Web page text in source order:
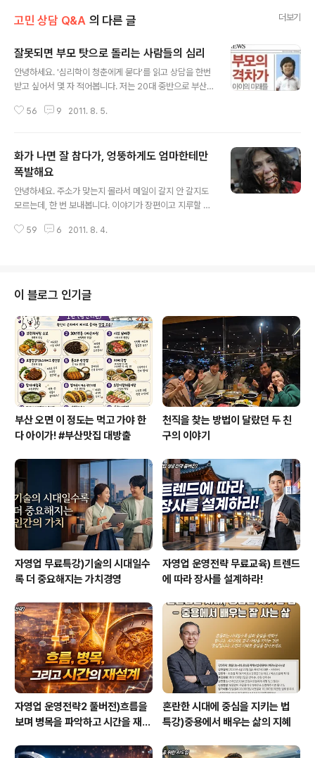
고민 상담 Q&A 의 다른 글 더보기
잘못되면 부모 탓으로 돌리는 사람들의 심리
안녕하세요. '심리학이 청춘에게 묻다'를 읽고 상담을 한번
받고 싶어서 몇 자 적어봅니다. 저는 20대 중반으로 부산
교 다니면서는 무조건 4년제 생각했었습니다. 그러다 막상
그 친구만 빼고 다들 말리더라구요,, 성적이 아깝다고,, 정
말 어떻게 결정해야 될지 몰라 혼자 집에서 고민하고 있는
데 거실에서 부모님 말씀 나누는 소리가 들렸습니다. 오빠
4년제 보낸 것만도 버거운데 저까지 그러면 애휴,,, 이러시
면서 한숨을 쉬시더라구요,, 그런 대화가 분명 들린다는 걸
아시면서도 부모님은 거실에서 점점 자주 그러셨습니다.
56 9 2011. 8. 5.
화가 나면 잘 참다가, 엉뚱하게도 엄마한테만
폭발해요
안녕하세요. 주소가 맞는지 몰라서 메일이 갈지 안 갈지도
모르는데, 한 번 보내봅니다. 이야기가 장편이고 지루할 수
소에 대화만 하다가 글을 쓰려니 힘드네요 ;; 그리고 막상
날부터 쭉 생각해왔지만요) 저는 보통 화를 잘 안냅니다. 그
저 다혈질이어서 맘에 안 드는 상황이었을 때 속으로 욱하
는 정도? 어쨌든 참습니다. 계속... 대신에 그걸 엄마한테 풀
어버리죠. 집안사정, 학교문제, 성적문제, 교우문제 등등 때
문에 계속 참고 살아오다가 스트레스로 인해 생기는 지루
성 두피염이라는 불..
59 6 2011. 8. 4.
이 블로그 인기글
부산 오면 이 정도는 먹고 가야 한
다 아이가! #부산맛집 대방출
천직을 찾는 방법이 달랐던 두 친
구의 이야기
자영업 무료특강)기술의 시대일수
록 더 중요해지는 가치경영
자영업 운영전략 무료교육) 트렌드
에 따라 장사를 설계하라!
자영업 운영전략2 풀버전)흐름을
보며 병목을 파악하고 시간을 재설
혼란한 시대에 중심을 지키는 법
특강)중용에서 배우는 삶의 지혜